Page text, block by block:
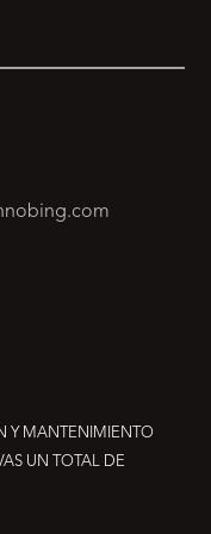
YA TU PRODUCTO
Y MANTENIMIENTO
UN TOTAL DE